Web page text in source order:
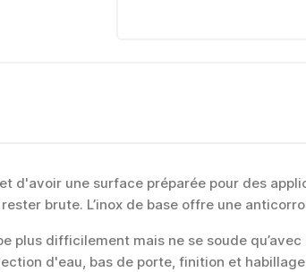
d'avoir une surface préparée pour des
brute. L’inox de base offre une
plus difficilement mais ne se soude
d'eau, bas de porte, finition et